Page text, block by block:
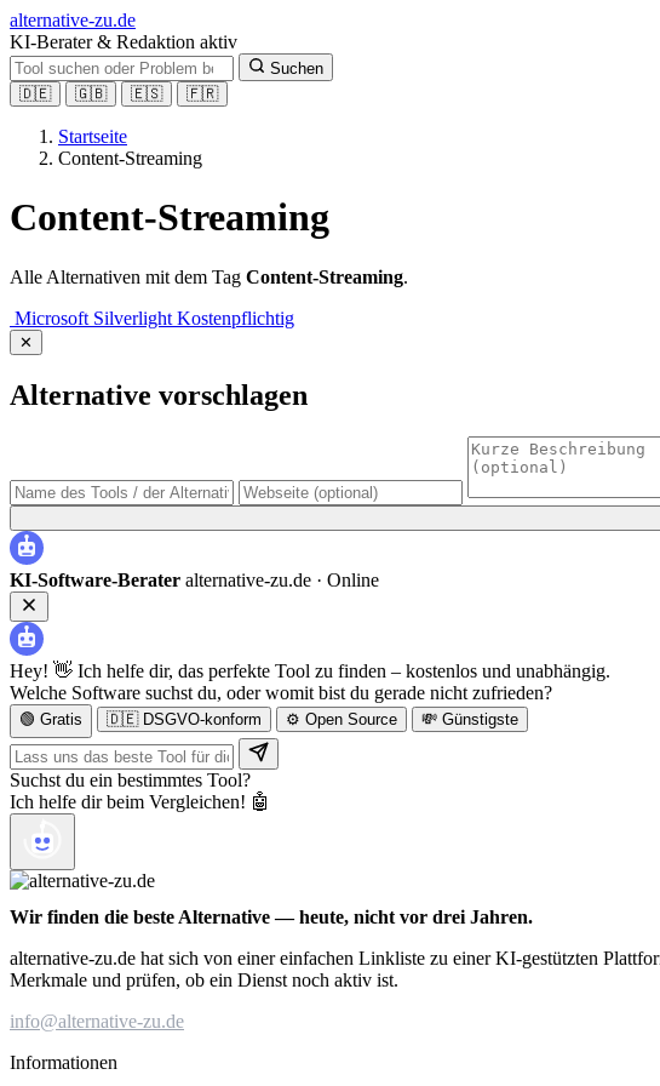
alternative-zu.de
KI-Berater & Redaktion aktiv
Suchen
🇩🇪
🇬🇧 🇪🇸 🇫🇷
Startseite
Content-Streaming
Content-Streaming
Alle Alternativen mit dem Tag Content-Streaming.
Microsoft Silverlight Kostenpflichtig
✕
Alternative vorschlagen
KI-Software-Berater alternative-zu.de · Online
Hey! 👋 Ich helfe dir, das perfekte Tool zu finden – kostenlos und unabhängig.
Welche Software suchst du, oder womit bist du gerade nicht zufrieden?
🟢 Gratis 🇩🇪 DSGVO-konform ⚙️ Open Source 💸 Günstigste
Suchst du ein bestimmtes Tool?
Ich helfe dir beim Vergleichen! 🤖
Wir finden die beste Alternative — heute, nicht vor drei Jahren.
alternative-zu.de hat sich von einer einfachen Linkliste zu einer KI-gestützten
Merkmale und prüfen, ob ein Dienst noch aktiv ist.
info@alternative-zu.de
Informationen